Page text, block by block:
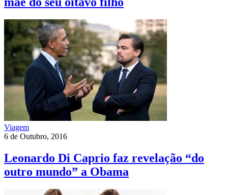
Viagem
6 de Outubro, 2016
Leonardo Di Caprio faz revelação “do
outro mundo” a Obama